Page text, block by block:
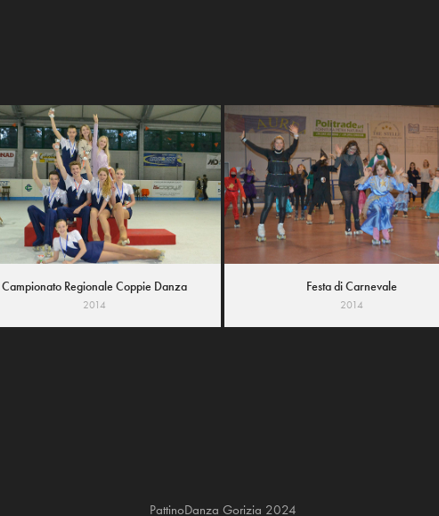
Campionato Regionale Coppie Danza
2014
Festa di Carnevale
2014
PattinoDanza Gorizia 2024